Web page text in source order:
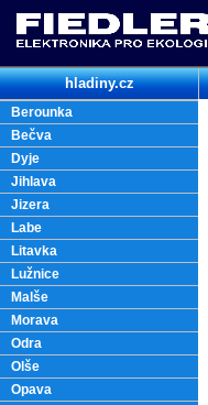
hladiny.cz
Berounka
Bečva
Dyje
Jihlava
Jizera
Labe
Litavka
Lužnice
Malše
Morava
Odra
Olše
Opava